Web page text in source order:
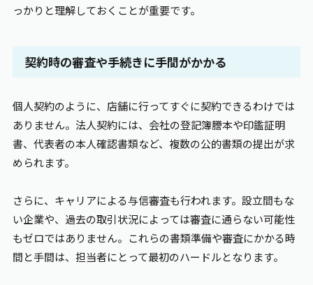
っかりと理解しておくことが重要です。
契約時の審査や手続きに手間がかかる
個人契約のように、店舗に行ってすぐに契約できるわけでは
ありません。法人契約には、会社の登記簿謄本や印鑑証明
書、代表者の本人確認書類など、複数の公的書類の提出が求
められます。
さらに、キャリアによる与信審査も行われます。設立間もな
い企業や、過去の取引状況によっては審査に通らない可能性
もゼロではありません。これらの書類準備や審査にかかる時
間と手間は、担当者にとって最初のハードルとなります。